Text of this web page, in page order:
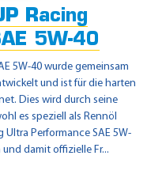
Racing
5W-40
5W-40 wurde gemeinsam
und ist für die harten
Dies wird durch seine
es speziell als Rennöl
Ultra Performance SAE 5W-
damit offizielle Fr...